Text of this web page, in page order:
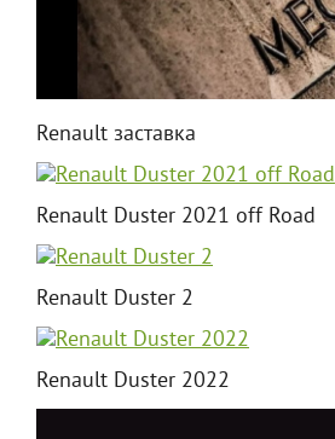
Renault заставка
Renault Duster 2021 off Road
Renault Duster 2
Renault Duster 2022